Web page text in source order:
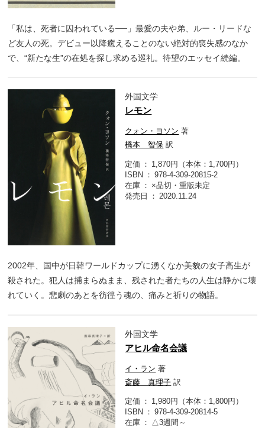
「私は、死者に囚われている──」最愛の夫や弟、ルー・リードな
ど友人の死。デビュー以降癒えることのない絶対的喪失感のなか
で、“新たな生”の在処を探し求める巡礼。待望のエッセイ続編。
外国文学
レモン
クォン・ヨソン 著
橋本 智保 訳
定価
1,870円（本体：1,700円）
ISBN
978-4-309-20815-2
在庫
×品切・重版未定
発売日
2020.11.24
2002年、国中が日韓ワールドカップに湧くなか美貌の女子高生が
殺された。犯人は捕まらぬまま、残された者たちの人生は静かに壊
れていく。悲劇のあとを彷徨う魂の、痛みと祈りの物語。
外国文学
アヒル命名会議
イ・ラン 著
斎藤 真理子 訳
定価
1,980円（本体：1,800円）
ISBN
978-4-309-20814-5
在庫
△3週間～